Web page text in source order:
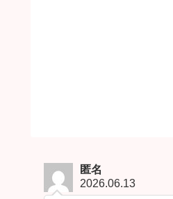
匿名
2026.06.13